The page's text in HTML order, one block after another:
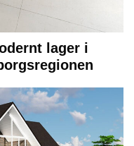
lager i